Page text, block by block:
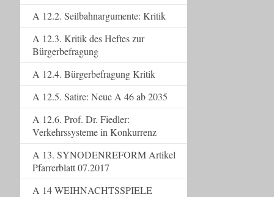
A 12.2. Seilbahnargumente: Kritik
A 12.3. Kritik des Heftes zur
Bürgerbefragung
A 12.4. Bürgerbefragung Kritik
A 12.5. Satire: Neue A 46 ab 2035
A 12.6. Prof. Dr. Fiedler:
Verkehrssysteme in Konkurrenz
A 13. SYNODENREFORM Artikel
Pfarrerblatt 07.2017
A 14 WEIHNACHTSSPIELE